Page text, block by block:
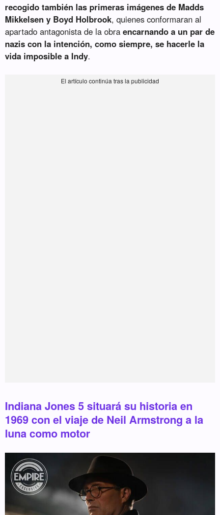
recogido también las primeras imágenes de Madds
Mikkelsen y Boyd Holbrook, quienes conformaran al
apartado antagonista de la obraencarnando a un par de
nazis con la intención, como siempre, se hacerle la
vida imposible a Indy.
Indiana Jones 5 situará su historia en
1969 con el viaje de Neil Armstrong a la
luna como motor